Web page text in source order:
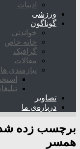
ادبیات
ورزشی
گوناگون
خواندنی
خانه خاص
گرافیک
مقالات
نیازمندی ها
تصاویر
درباره‌ی ما
برچسب زده
همسر